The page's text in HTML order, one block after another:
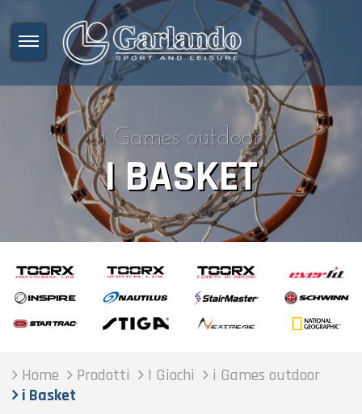
i Games outdoor
I BASKET
Home Prodotti I Giochi
i Games outdoor
i Basket